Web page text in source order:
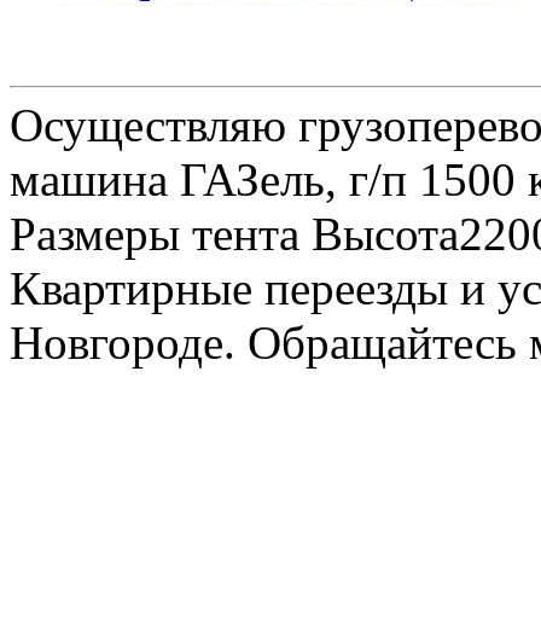
Осуществляю
машина ГАЗель, г/п 1500
Размеры тента
Квартирные переезды и
Новгороде.